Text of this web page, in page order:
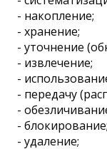
- накопление;
- хранение;
- уточнение
- извлечение;
-
- передачу
-
- блокирование;
- удаление;